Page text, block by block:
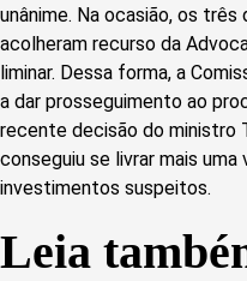
unânime. Na ocasião, os
acolheram recurso da
liminar. Dessa forma, a
a dar prosseguimento ao
recente decisão do ministro
conseguiu se livrar mais
investimentos suspeitos.
Leia